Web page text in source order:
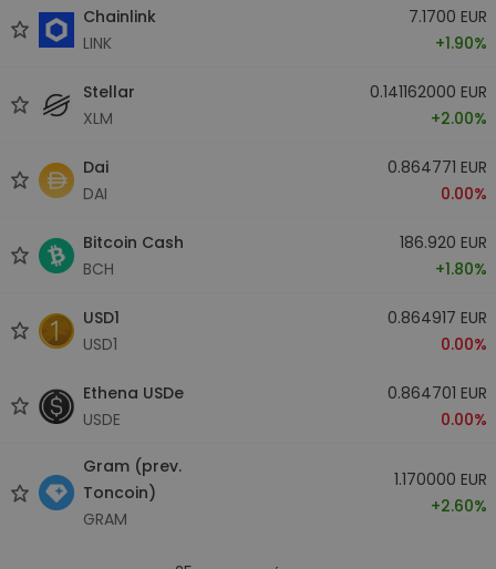
Chainlink
LINK
7.1700 EUR
+1.90%
Stellar
XLM
0.141162000 EUR
+2.00%
Dai
DAI
0.864771 EUR
0.00%
Bitcoin Cash
BCH
186.920 EUR
+1.80%
USD1
USD1
0.864917 EUR
0.00%
Ethena USDe
USDE
0.864701 EUR
0.00%
Gram (prev.
Toncoin)
GRAM
1.170000 EUR
+2.60%